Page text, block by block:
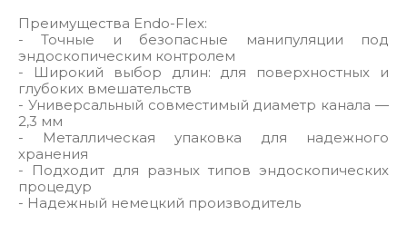
Преимущества Endo-Flex:
- Точные и безопасные манипуляции под
эндоскопическим контролем
- Широкий выбор длин: для поверхностных и
глубоких вмешательств
- Универсальный совместимый диаметр канала —
2,3 мм
- Металлическая упаковка для надежного
хранения
- Подходит для разных типов эндоскопических
процедур
- Надежный немецкий производитель